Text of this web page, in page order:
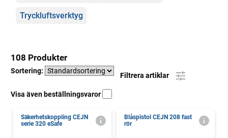
Tryckluftsverktyg
108 Produkter
Sortering:
Filtrera artiklar
Visa även beställningsvaror
Säkerhetskoppling CEJN
serie 320 eSafe
Blåspistol CEJN 208 fast
rör